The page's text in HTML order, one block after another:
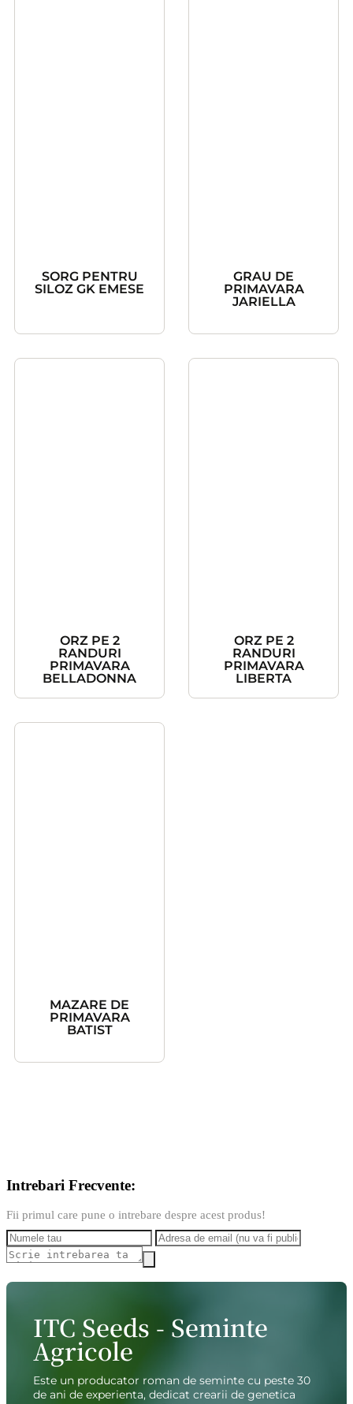
SORG PENTRU
SILOZ GK EMESE
GRAU DE
PRIMAVARA
JARIELLA
ORZ PE 2
RANDURI
PRIMAVARA
BELLADONNA
ORZ PE 2
RANDURI
PRIMAVARA
LIBERTA
MAZARE DE
PRIMAVARA
BATIST
Intrebari Frecvente:
Fii primul care pune o intrebare despre acest produs!
ITC Seeds - Seminte
Agricole
Este un producator roman de seminte cu peste 30
de ani de experienta, dedicat crearii de genetica